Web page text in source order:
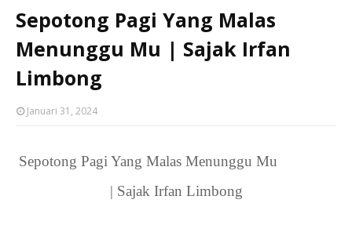
Sepotong Pagi Yang Malas
Menunggu Mu | Sajak Irfan
Limbong
Januari 31, 2024
Sepotong Pagi Yang Malas Menunggu Mu
| Sajak Irfan Limbong